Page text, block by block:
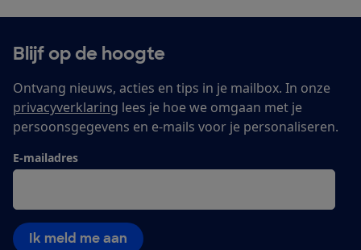
Blijf op de hoogte
Ontvang nieuws, acties en tips in je mailbox. In onze
privacyverklaring lees je hoe we omgaan met je
persoonsgegevens en e-mails voor je personaliseren.
E-mailadres
Ik meld me aan